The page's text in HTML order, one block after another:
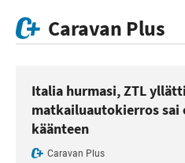
Caravan Plus
Italia hurmasi, ZTL
matkailuautokierros
käänteen
Caravan Plus